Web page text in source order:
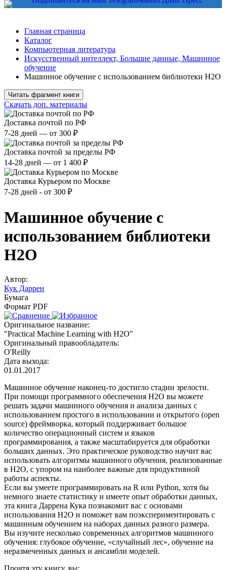
Главная страница
Каталог
Компьютерная литература
Искусственный интеллект, Большие данные, Машинное
обучение
Машинное обучение с использованием библиотеки Н2О
Читать фрагмент книги
Скачать доп. материалы
Доставка почтой по РФ
7-28 дней — от 300 ₽
Доставка почтой за пределы РФ
14-28 дней — от 1 400 ₽
Доставка Курьером по Москве
7-28 дней - от 300 ₽
Машинное обучение с
использованием библиотеки
Н2О
Автор:
Кук Даррен
Бумага
Формат PDF
Оригинальное название:
"Practical Machine Learning with H2O"
Оригинальный правообладатель:
O'Reilly
Дата выхода:
01.01.2017
Машинное обучение наконец-то достигло стадии зрелости.
При помощи программного обеспечения H2O вы можете
решать задачи машинного обучения и анализа данных с
использованием простого в использовании и открытого (open
source) фреймворка, который поддерживает большое
количество операционный систем и языков
программирования, а также масштабируется для обработки
больших данных. Это практическое руководство научит вас
использовать алгоритмы машинного обучения, реализованные
в H2O, с упором на наиболее важные для продуктивной
работы аспекты.
Если вы умеете программировать на R или Python, хотя бы
немного знаете статистику и имеете опыт обработки данных,
эта книга Даррена Кука познакомит вас с основами
использования H2O и поможет вам поэкспериментировать с
машинным обучением на наборах данных разного размера.
Вы изучите несколько современных алгоритмов машинного
обучения: глубокое обучение, «случайный лес», обучение на
неразмеченных данных и ансамбли моделей.